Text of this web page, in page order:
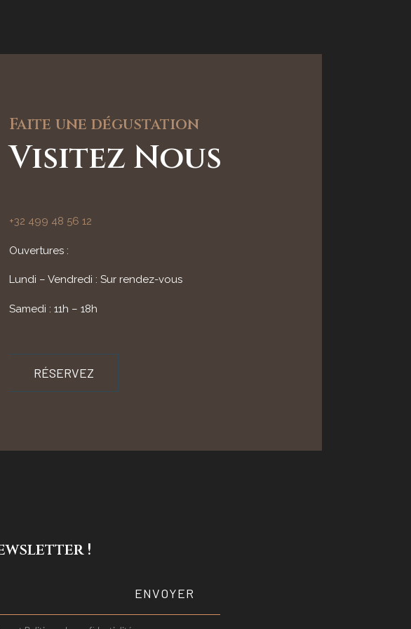
Faite une dégustation
Visitez Nous
+32 499 48 56 12
Ouvertures :
Lundi – Vendredi : Sur rendez-vous
Samedi : 11h – 18h
RÉSERVEZ
!
ENVOYER